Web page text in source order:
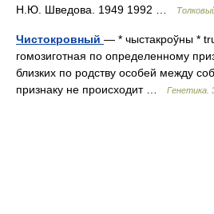
Н.Ю. Шведова. 1949 1992 …
Чистокровный — * чыстакроўны *
гомозиготная по определенному
близких по родству особей между
признаку не происходит …
Генетика.